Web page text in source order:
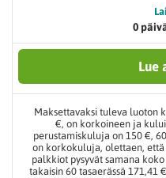
0
Lue
Maksettavaksi tuleva luoton
€, on korkoineen ja
perustamiskuluja on 150 €,
on korkokuluja, olettaen,
palkkiot pysyvät samana
takaisin 60 tasaerässä 171,41